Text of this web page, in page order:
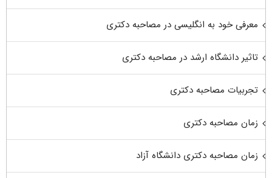
معرفی خود به انگلیسی در مصاحبه دکتری
تاثیر دانشگاه ارشد در مصاحبه دکتری
تجربیات مصاحبه دکتری
زمان مصاحبه دکتری
زمان مصاحبه دکتری دانشگاه آزاد